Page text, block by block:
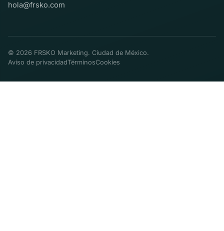
hola@frsko.com
© 2026 FRSKO Marketing. Ciudad de México.
Aviso de privacidadTérminosCookies